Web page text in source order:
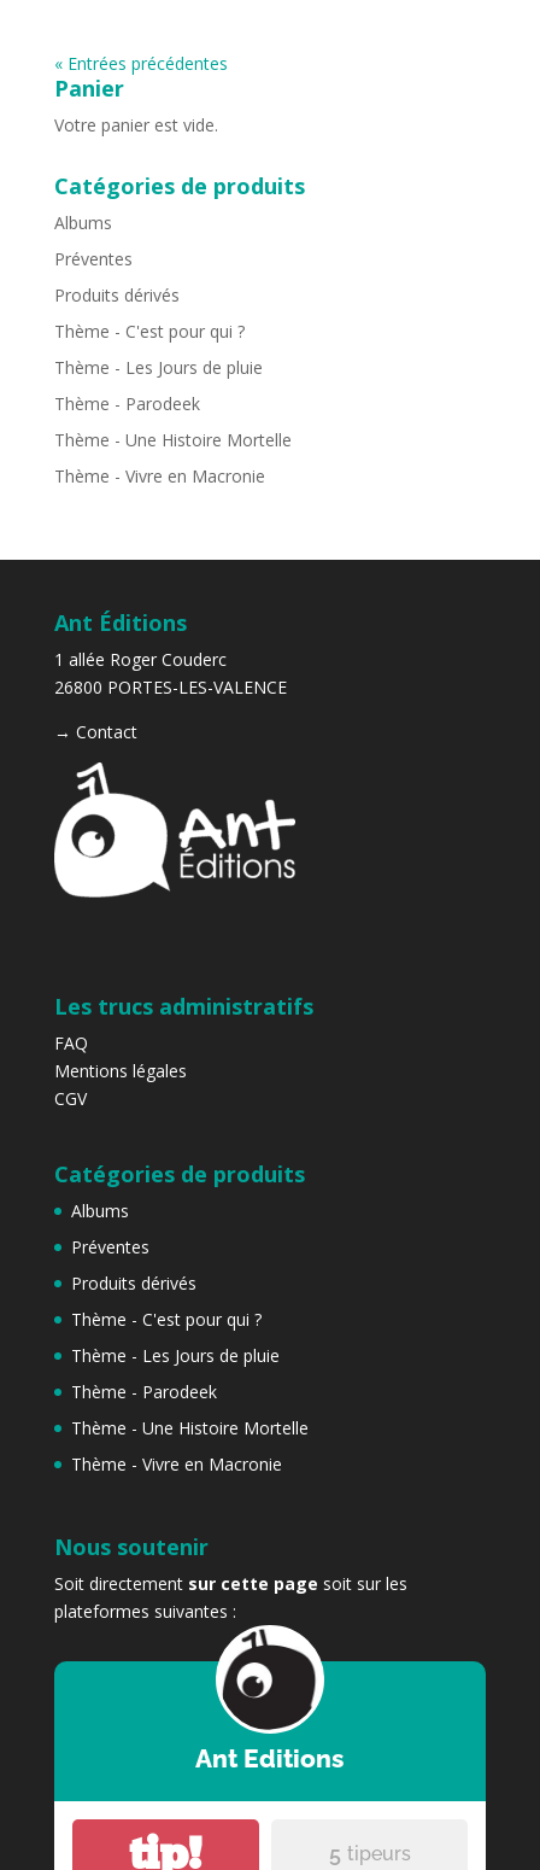
« Entrées précédentes
Panier
Votre panier est vide.
Catégories de produits
Albums
Préventes
Produits dérivés
Thème - C'est pour qui ?
Thème - Les Jours de pluie
Thème - Parodeek
Thème - Une Histoire Mortelle
Thème - Vivre en Macronie
Ant Éditions
1 allée Roger Couderc
26800 PORTES-LES-VALENCE
→ Contact
Les trucs administratifs
FAQ
Mentions légales
CGV
Catégories de produits
Albums
Préventes
Produits dérivés
Thème - C'est pour qui ?
Thème - Les Jours de pluie
Thème - Parodeek
Thème - Une Histoire Mortelle
Thème - Vivre en Macronie
Nous soutenir
Soit directement sur cette page soit sur les
plateformes suivantes :
Ant Editions
tip! 5 tipeurs